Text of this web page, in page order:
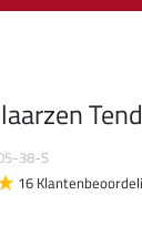
38-S
16